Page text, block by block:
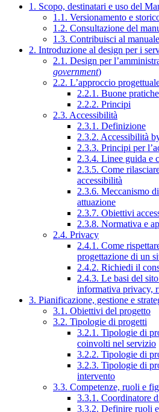
1. Scopo, destinatari e uso del
1.1. Versionamento e
1.2. Consultazione del
1.3. Contribuisci al manuale
2. Introduzione al design per i
2.1. Design per
government)
2.2. L’approccio
2.2.1. Buone pratiche
2.2.2. Principi
2.3. Accessibilità
2.3.1. Definizione
2.3.2. Accessibilità
2.3.3. Principi per
2.3.4. Linee guida e
2.3.5. Come
accessibilità
2.3.6. Meccanismo
attuazione
2.3.7. Obiettivi
2.3.8. Normativa e
2.4. Privacy
2.4.1. Come
progettazione di un
2.4.2. Richiedi il
2.4.3. Le basi del
informativa privacy,
3. Pianificazione, gestione e
3.1. Obiettivi del progetto
3.2. Tipologie di progetti
3.2.1. Tipologie di
coinvolti nel servizio
3.2.2. Tipologie di
3.2.3. Tipologie di
intervento
3.3. Competenze, ruoli e
3.3.1. Coordinatore
3.3.2. Definire ruoli